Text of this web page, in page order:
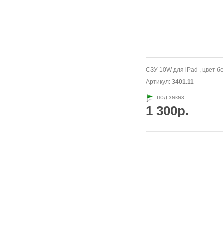
СЗУ 10W для iPad , цвет
Артикул: 3401.11
под заказ
1 300р.